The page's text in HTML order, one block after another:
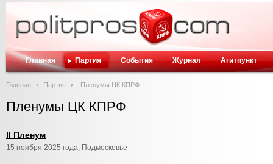
Главная Партия События Журнал Агитпункт
Главная Партия Пленумы ЦК КПРФ
Пленумы ЦК КПРФ
II Пленум
15 ноября 2025 года, Подмосковье